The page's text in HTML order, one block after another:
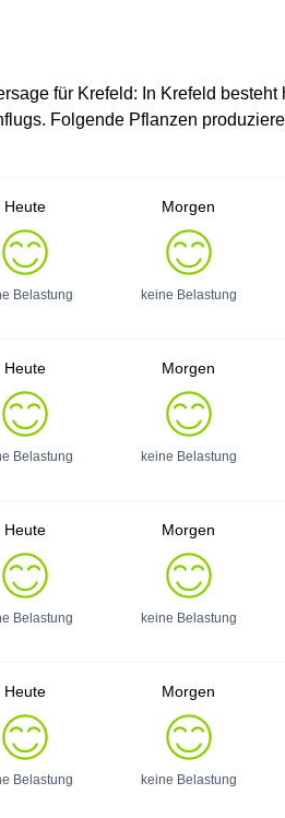
für Krefeld: In Krefeld
Folgende Pflanzen
Heute
Belastung
Morgen
keine Belastung
Heute
Belastung
Morgen
keine Belastung
Heute
Belastung
Morgen
keine Belastung
Heute
Belastung
Morgen
keine Belastung